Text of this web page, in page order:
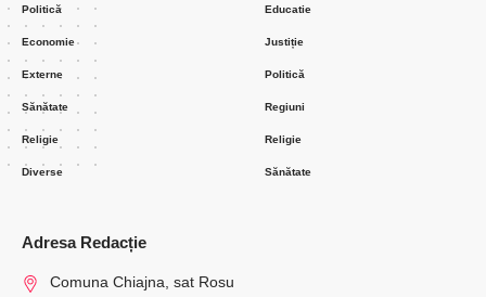
Politică
Economie
Externe
Sănătate
Religie
Diverse
Educatie
Justiție
Politică
Regiuni
Religie
Sănătate
Adresa Redacție
Comuna Chiajna, sat Rosu